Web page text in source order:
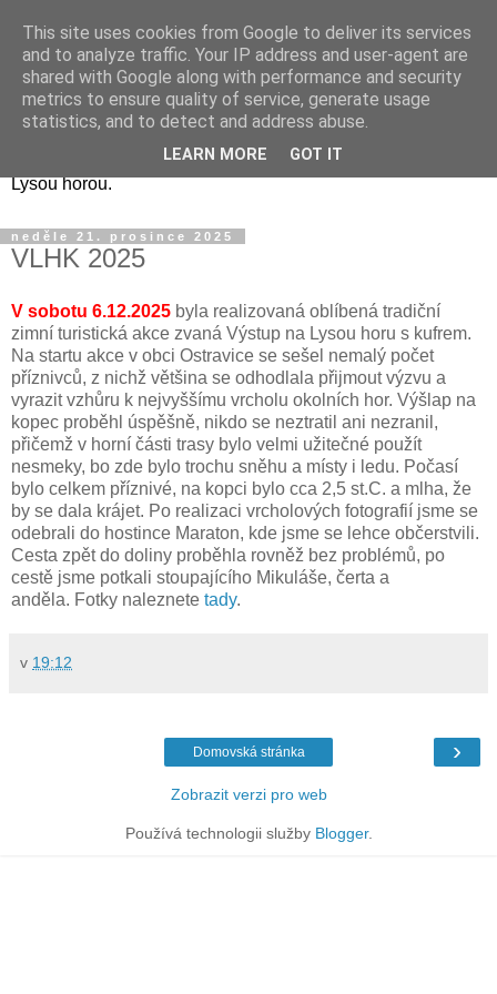
Lysá hora
LH v Moravskoslezských Beskydech je můj oblíbený kopec,
vyšel jsem na ni už opravdu mnohokrát. V tomto blogu se
budou nacházet zprávy z příprav a průběhu akcí spojených s
Lysou horou.
neděle 21. prosince 2025
VLHK 2025
V sobotu 6.12.2025 byla realizovaná oblíbená tradiční
zimní turistická akce zvaná Výstup na Lysou horu s kufrem.
Na startu akce v obci Ostravice se sešel nemalý počet
příznivců, z nichž většina se odhodlala přijmout výzvu a
vyrazit vzhůru k nejvyššímu vrcholu okolních hor. Výšlap na
kopec proběhl úspěšně, nikdo se neztratil ani nezranil,
přičemž v horní části trasy bylo velmi užitečné použít
nesmeky, bo zde bylo trochu sněhu a místy i ledu. Počasí
bylo celkem příznivé, na kopci bylo cca 2,5 st.C. a mlha, že
by se dala krájet. Po realizaci vrcholových fotografií jsme se
odebrali do hostince Maraton, kde jsme se lehce občerstvili.
Cesta zpět do doliny proběhla rovněž bez problémů, po
cestě jsme potkali stoupajícího Mikuláše, čerta a
anděla. Fotky naleznete tady.
v 19:12
›
Domovská stránka
Zobrazit verzi pro web
Používá technologii služby Blogger.
This site uses cookies from Google to deliver its services
and to analyze traffic. Your IP address and user-agent are
shared with Google along with performance and security
metrics to ensure quality of service, generate usage
statistics, and to detect and address abuse.
LEARN MORE GOT IT